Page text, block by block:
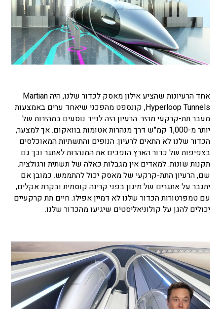
אחד הרעיונות שהציע אילון מאסק לכדור שלנו, היה Martian
Hyperloop Tunnels, קונספט מהפכני שיאחד ערים באמצעות
מעבר תת-קרקעי מהיר. הרעיון היה לנייד נוסעים במהירות של
יותר מ-1,000 קמ"ש דרך מנהרות אטומות בוואקום. אך למצער,
הכדור שלנו לא התאים לרעיון: הנופים והתשתיות המאוכלסים
בצפיפות של כדור הארץ הופכים את המנהרות לאתגר וכך גם
תקנות שונות. למאדים אין מגבלות כאלה של תשתית ורגולציה.
שם, הרעיון התת-קרקעי של מאסק יכול להתממש. כמובן אם
יתגבר על אתגרים של מיגון בפני קרינה קוסמית ובקרת אקלים,
עם טמפרטורות הכדור שלנו לא דמיין אפילו. חיים תת קרקעיים
יכולים להגן על קולוניאליסטים שיגיעו מהכדור שלנו.